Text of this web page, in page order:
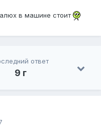
в машине стоит
ответ
9 г